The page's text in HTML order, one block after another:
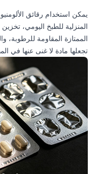
المنزلية للطبخ اليومي،
الممتازة المقاومة للرطوبة،
تجعلها مادة لا غنى عنها في